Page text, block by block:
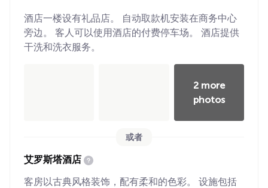
酒店一楼设有礼品店。 自动取款机安装在商务中心
旁边。 客人可以使用酒店的付费停车场。 酒店提供
干洗和洗衣服务。
2 more
photos
或者
艾罗斯塔酒店
客房以古典风格装饰，配有柔和的色彩。 设施包括